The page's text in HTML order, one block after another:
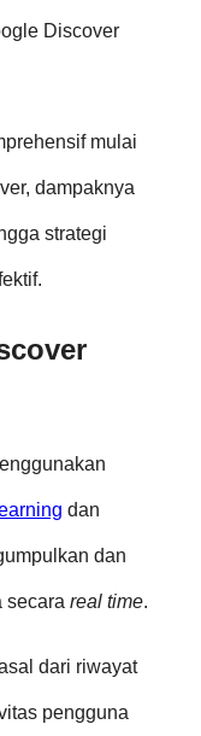
Discover
mulai
dampaknya
strategi
dan
dan
secara real time.
dari riwayat
pengguna